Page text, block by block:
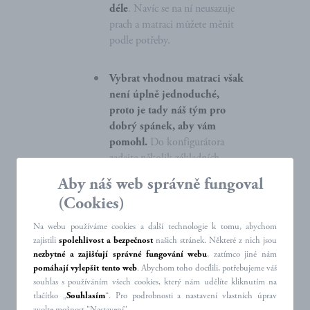
déle. Navíc se na ní neusazuje
prach a matraci můžete měnit
podle potřeby.
Vybrat vhodnou matraci však
není úplně jednoduché,
proto je tady náš tým pro
dobrý spánek, aby vám
pomohl. Do konfigurátora
zadejte několik základních
parametrů a Dr. Sleep a Dr.
Spánek vám doporučí
konkrétní matrace, které vám
budou vyhovovat. Pak navštivte
některého zespecializovaných
prodejců , vše s nimi proberte a
matrace vyzkoušejte. Sice hned
nepoznáte, jestli vám budou
vyhovovat, ale první dojem je
Aby náš web správně fungoval
(Cookies)
Na webu používáme cookies a další technologie k tomu, abychom
zajistili spolehlivost a bezpečnost našich stránek. Některé z nich jsou
nezbytné a zajišťují správné fungování webu, zatímco jiné nám
pomáhají vylepšit tento web. Abychom toho docílili, potřebujeme váš
souhlas s používáním všech cookies, který nám udělíte kliknutím na
tlačítko „Souhlasím“. Pro podrobnosti a nastavení vlastních úprav